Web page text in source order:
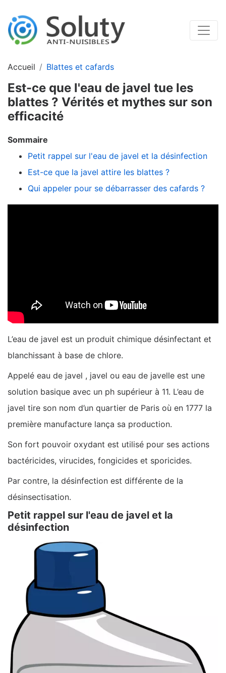
Accueil Blattes et cafards
Est-ce que l'eau de javel tue les
blattes ? Vérités et mythes sur son
efficacité
Sommaire
Petit rappel sur l'eau de javel et la désinfection
Est-ce que la javel attire les blattes ?
Qui appeler pour se débarrasser des cafards ?
L’eau de javel est un produit chimique désinfectant et
blanchissant à base de chlore.
Appelé eau de javel , javel ou eau de javelle est une
solution basique avec un ph supérieur à 11. L’eau de
javel tire son nom d’un quartier de Paris où en 1777 la
première manufacture lança sa production.
Son fort pouvoir oxydant est utilisé pour ses actions
bactéricides, virucides, fongicides et sporicides.
Par contre, la désinfection est différente de la
désinsectisation.
Petit rappel sur l'eau de javel et la
désinfection